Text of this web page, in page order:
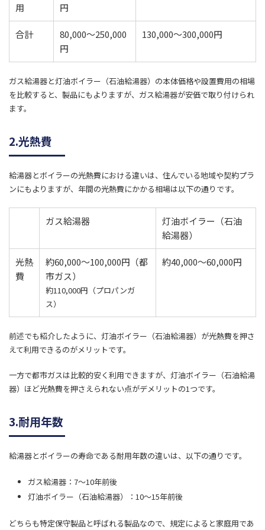
用
円
合計
​80,000〜250,000
円
​130,000〜300,000円
ガス給湯器と灯油ボイラー（石油給湯器）の本体価格や設置費用の相場
を比較すると、製品にもよりますが、ガス給湯器が安価で取り付けられ
ます。
2.光熱費
給湯器とボイラーの光熱費における違いは、住んでいる地域や契約プラ
ンにもよりますが、年間の光熱費にかかる相場は以下の通りです。
ガス給湯器
​灯油ボイラー（石油
給湯器）
光熱
費
​約60,000〜100,000円（都
市ガス）
約110,000円（プロパンガ
ス）
​約40,000〜60,000円
前述でも紹介したように、灯油ボイラー（石油給湯器）が光熱費を押さ
えて利用できるのがメリットです。
一方で都市ガスは比較的安く利用できますが、灯油ボイラー（石油給湯
器）ほど光熱費を押さえられない点がデメリットの1つです。
3.耐用年数
給湯器とボイラーの寿命である耐用年数の違いは、以下の通りです。
ガス給湯器：7〜10年前後
灯油ボイラー（石油給湯器）：10〜15年前後
どちらも特定保守製品と呼ばれる製品なので、規定によると家庭用であ